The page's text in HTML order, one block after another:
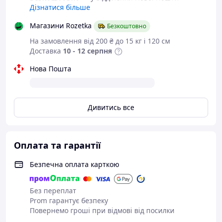
Легкість в обслуговуванні
розбирається й миється, що робить його зручним
у використанні та догляді.
Об'єм зовнішньої ємності — 700 мл, що
ідеально підходить для заварювання чаю на
чаю з урахуванням переваг за міцністю.
Як заварювати чай:
Для заварювання чаю досить:
Відкрити кришку, покласти необхідну кількість
чайної заварки у внутрішню ємність.
Дізнатися більше
Магазини Rozetka
Безкоштовно
На замовлення від 200 ₴ до 15 кг і 120 см
Доставка 10 - 12 серпня
Нова Пошта
Дивитись все
Оплата та гарантії
Безпечна оплата карткою
Без переплат
Prom гарантує безпеку
Повернемо гроші при відмові від посилки